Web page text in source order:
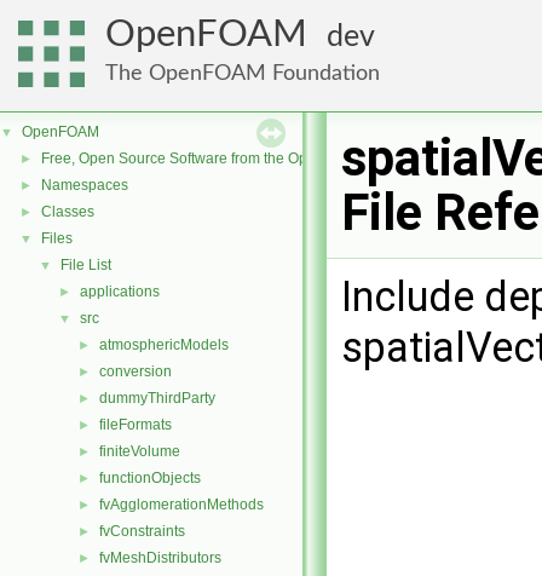
OpenFOAM dev
The OpenFOAM Foundation
▼ OpenFOAM
► Free, Open Source Software from the OpenFOAM Foundation
► Namespaces
► Classes
▼ Files
▼ File List
► applications
▼ src
► atmosphericModels
► conversion
► dummyThirdParty
► fileFormats
► finiteVolume
► functionObjects
► fvAgglomerationMethods
► fvConstraints
► fvMeshDistributors
File
Include